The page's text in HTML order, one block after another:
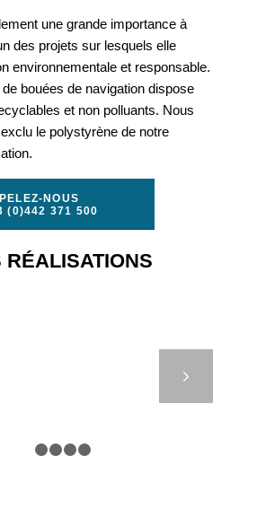
une grande importance à
des projets sur lesquels elle
environnementale et responsable.
bouées de navigation dispose
et non polluants. Nous
le polystyrène de notre
NOUS
(0)442 371 500
RÉALISATIONS